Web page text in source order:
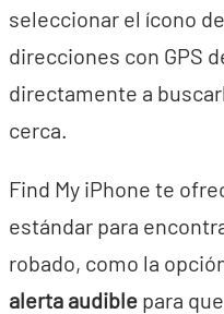
seleccionar el ícono
direcciones con GPS
directamente a
cerca.
Find My iPhone te
estándar para
robado, como la
alerta audible para